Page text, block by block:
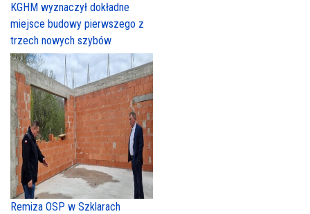
KGHM wyznaczył dokładne
miejsce budowy pierwszego z
trzech nowych szybów
Remiza OSP w Szklarach